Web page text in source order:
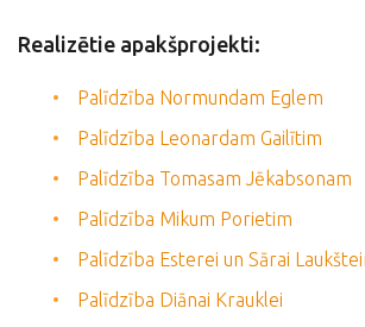
Realizētie apakšprojekti:
Palīdzība Normundam Eglem
Palīdzība Leonardam Gailītim
Palīdzība Tomasam Jēkabsonam
Palīdzība Mikum Porietim
Palīdzība Esterei un Sārai
Palīdzība Diānai Krauklei